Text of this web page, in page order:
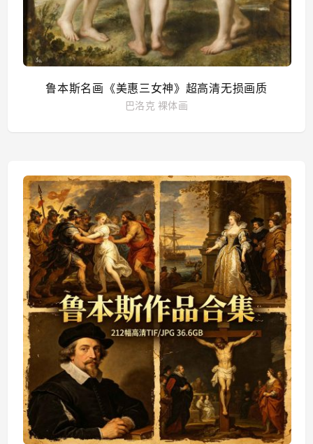
鲁本斯名画《美惠三女神》超高清无损画质
巴洛克 裸体画